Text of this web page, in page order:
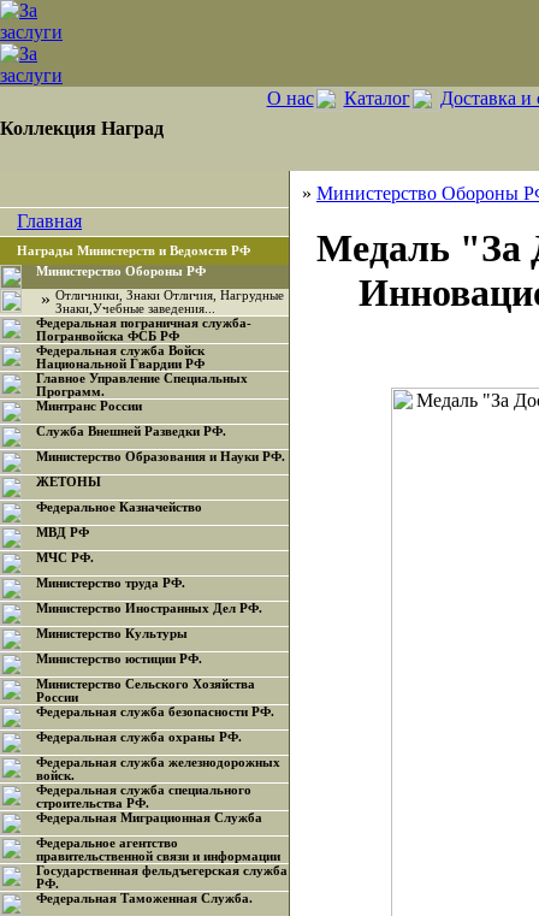
Коллекция Наград
О нас Каталог Доставка и
Главная
Награды Министерств и Ведомств РФ
Министерство Обороны РФ
» Отличники, Знаки Отличия, Нагрудные
Знаки,Учебные заведения...
Федеральная пограничная служба-
Погранвойска ФСБ РФ
Федеральная служба Войск
Национальной Гвардии РФ
Главное Управление Специальных
Программ.
Минтранс России
Служба Внешней Разведки РФ.
Министерство Образования и Науки РФ.
ЖЕТОНЫ
Федеральное Казначейство
МВД РФ
МЧС РФ.
Министерство труда РФ.
Министерство Иностранных Дел РФ.
Министерство Культуры
Министерство юстиции РФ.
Министерство Сельского Хозяйства
России
Федеральная служба безопасности РФ.
Федеральная служба охраны РФ.
Федеральная служба железнодорожных
войск.
Федеральная служба специального
строительства РФ.
Федеральная Миграционная Служба
Федеральное агентство
правительственной связи и информации
Государственная фельдъегерская служба
РФ.
Федеральная Таможенная Служба.
» Министерство Обороны
Медаль "За